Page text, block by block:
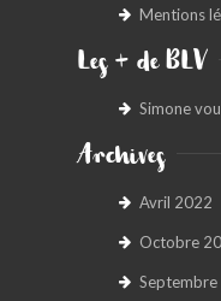
Mentions
Les + de BLV
Simone
Archives
Avril 2022
Octobre